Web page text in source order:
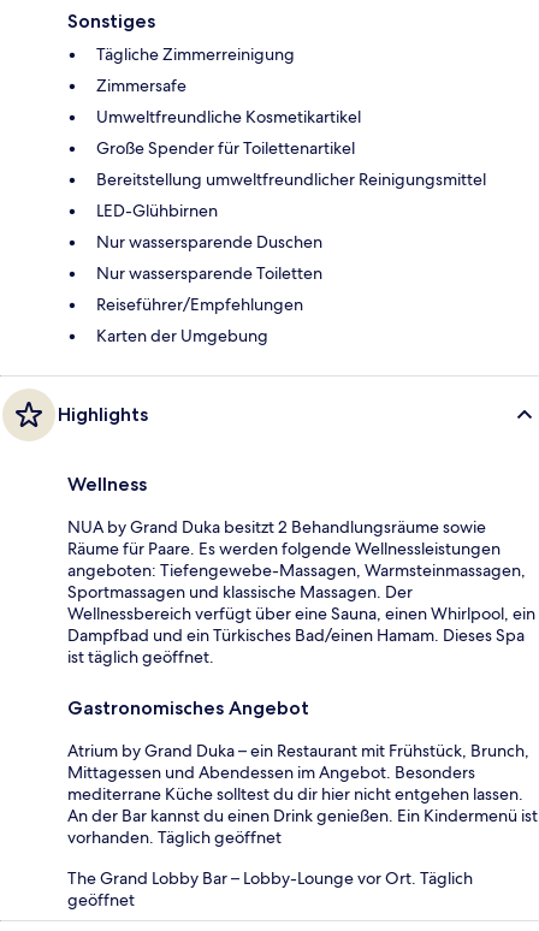
Sonstiges
Tägliche Zimmerreinigung
Zimmersafe
Umweltfreundliche Kosmetikartikel
Große Spender für Toilettenartikel
Bereitstellung umweltfreundlicher Reinigungsmittel
LED-Glühbirnen
Nur wassersparende Duschen
Nur wassersparende Toiletten
Reiseführer/Empfehlungen
Karten der Umgebung
Highlights
Wellness
NUA by Grand Duka besitzt 2 Behandlungsräume sowie
Räume für Paare. Es werden folgende Wellnessleistungen
angeboten: Tiefengewebe-Massagen, Warmsteinmassagen,
Sportmassagen und klassische Massagen. Der
Wellnessbereich verfügt über eine Sauna, einen Whirlpool, ein
Dampfbad und ein Türkisches Bad/einen Hamam. Dieses Spa
ist täglich geöffnet.
Gastronomisches Angebot
Atrium by Grand Duka – ein Restaurant mit Frühstück, Brunch,
Mittagessen und Abendessen im Angebot. Besonders
mediterrane Küche solltest du dir hier nicht entgehen lassen.
An der Bar kannst du einen Drink genießen. Ein Kindermenü ist
vorhanden. Täglich geöffnet
The Grand Lobby Bar – Lobby-Lounge vor Ort. Täglich
geöffnet